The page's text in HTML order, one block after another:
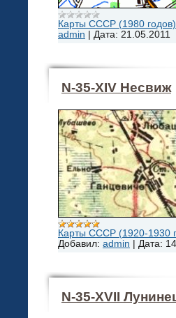
Карты СССР (1980
admin
Дата: 21.05.2011
N-35-XIV Несвиж
Карты СССР (1920-1930
Добавил: admin Дата:
N-35-XVII